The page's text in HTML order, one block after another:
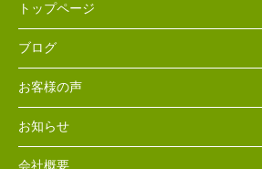
トップページ
ブログ
お客様の声
お知らせ
会社概要